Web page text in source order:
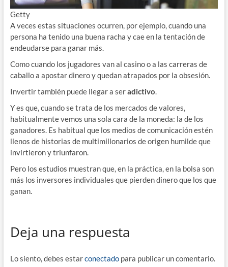
Getty
A veces estas situaciones ocurren, por ejemplo, cuando una
persona ha tenido una buena racha y cae en la tentación de
endeudarse para ganar más.
Como cuando los jugadores van al casino o a las carreras de
caballo a apostar dinero y quedan atrapados por la obsesión.
Invertir también puede llegar a seradictivo
Y es que, cuando se trata de los mercados de valores,
habitualmente vemos una sola cara de la moneda: la de los
ganadores. Es habitual que los medios de comunicación estén
llenos de historias de multimillonarios de origen humilde que
invirtieron y triunfaron.
Pero los estudios muestran que, en la práctica, en la bolsa son
más los inversores individuales que pierden dinero que los que
ganan.
Deja una respuesta
Lo siento, debes estarconectadopara publicar un comentario.